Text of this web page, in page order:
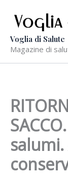
contenuto
Voglia di Salute
Magazine di